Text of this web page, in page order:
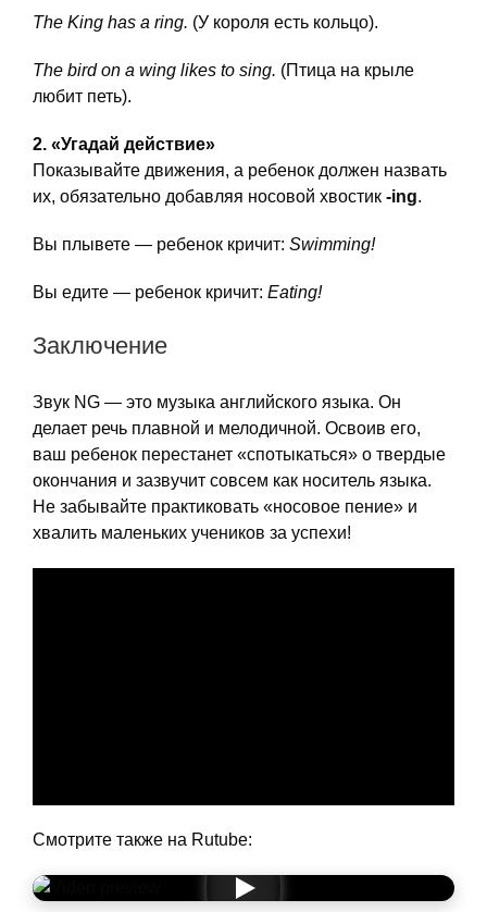
The King has a ring. (У короля есть кольцо).
The bird on a wing likes to sing. (Птица на крыле
любит петь).
2. «Угадай действие»
Показывайте движения, а ребенок должен назвать
их, обязательно добавляя носовой хвостик -ing.
Вы плывете — ребенок кричит: Swimming!
Вы едите — ребенок кричит: Eating!
Заключение
Звук NG — это музыка английского языка. Он
делает речь плавной и мелодичной. Освоив его,
ваш ребенок перестанет «спотыкаться» о твердые
окончания и зазвучит совсем как носитель языка.
Не забывайте практиковать «носовое пение» и
хвалить маленьких учеников за успехи!
Смотрите также на Rutube: